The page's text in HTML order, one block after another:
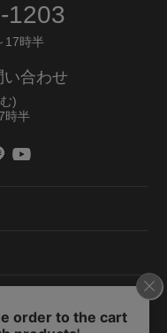
1203
17時半
い合わせ
)
時半